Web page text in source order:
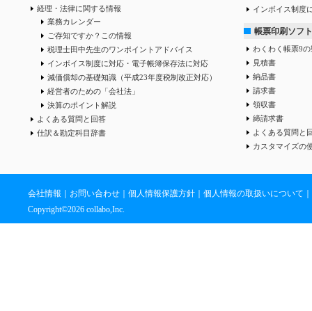
経理・法律に関する情報
業務カレンダー
ご存知ですか？この情報
税理士田中先生のワンポイントアドバイス
インボイス制度に対応・電子帳簿保存法に対応
減価償却の基礎知識（平成23年度税制改正対応）
経営者のための「会社法」
決算のポイント解説
よくある質問と回答
仕訳＆勘定科目辞書
インボイス制度
帳票印刷ソフト
わくわく帳票9
見積書
納品書
請求書
領収書
締請求書
よくある質問と
カスタマイズの
会社情報 お問い合わせ 個人情報保護方針 個人情報の取扱いについて
Copyright©2026 collabo,Inc.